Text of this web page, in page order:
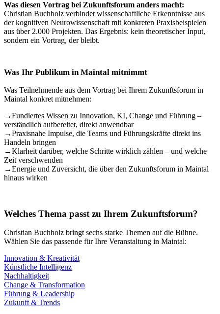
Was diesen Vortrag bei Zukunftsforum anders macht:
Christian Buchholz verbindet wissenschaftliche Erkenntnisse aus
der kognitiven Neurowissenschaft mit konkreten Praxisbeispielen
aus über 2.000 Projekten. Das Ergebnis: kein theoretischer Input,
sondern ein Vortrag, der bleibt.
Was Ihr Publikum in Maintal mitnimmt
Was Teilnehmende aus dem Vortrag bei Ihrem Zukunftsforum in
Maintal konkret mitnehmen:
→Fundiertes Wissen zu Innovation, KI, Change und Führung –
verständlich aufbereitet, direkt anwendbar
→Praxisnahe Impulse, die Teams und Führungskräfte direkt ins
Handeln bringen
→Klarheit darüber, welche Schritte wirklich zählen – und welche
Zeit verschwenden
→Energie und Zuversicht, die über den Zukunftsforum in Maintal
hinaus wirken
Welches Thema passt zu Ihrem Zukunftsforum?
Christian Buchholz bringt sechs starke Themen auf die Bühne.
Wählen Sie das passende für Ihre Veranstaltung in Maintal:
Innovation & Kreativität
Künstliche Intelligenz
Nachhaltigkeit
Change & Transformation
Führung & Leadership
Zukunft & Trends